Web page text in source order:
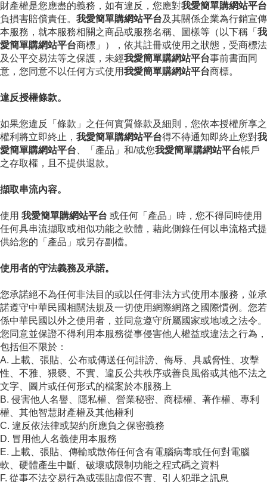
財產權是您應盡的義務，如有違反，您應對我愛簡單購網站平台
負損害賠償責任。 我愛簡單購網站平台及其關係企業為行銷宣傳
本服務，就本服務相關之商品或服務名稱、圖樣等（以下稱「 我
愛簡單購網站平台商標」），依其註冊或使用之狀態，受商標法
及公平交易法等之保護，未經我愛簡單購網站平台事前書面同
意，您同意不以任何方式使用我愛簡單購網站平台商標。
違反授權條款。
如果您違反「條款」之任何實質條款及細則，您依本授權所享之
權利將立即終止， 我愛簡單購網站平台得不待通知即終止您對我
愛簡單購網站平台 、「產品」和/或您我愛簡單購網站平台帳戶
之存取權，且不提供退款。
擷取串流內容。
使用 我愛簡單購網站平台 或任何「產品」時，您不得同時使用
任何具串流擷取或相似功能之軟體，藉此側錄任何以串流格式提
供給您的「產品」或另存副檔。
使用者的守法義務及承諾。
您承諾絕不為任何非法目的或以任何非法方式使用本服務，並承
諾遵守中華民國相關法規及一切使用網際網路之國際慣例。您若
係中華民國以外之使用者，並同意遵守所屬國家或地域之法令。
您同意並保證不得利用本服務從事侵害他人權益或違法之行為，
包括但不限於：
A. 上載、張貼、公布或傳送任何誹謗、侮辱、具威脅性、攻擊
性、不雅、猥褻、不實、違反公共秩序或善良風俗或其他不法之
文字、圖片或任何形式的檔案於本服務上
B. 侵害他人名譽、隱私權、營業秘密、商標權、著作權、專利
權、其他智慧財產權及其他權利
C. 違反依法律或契約所應負之保密義務
D. 冒用他人名義使用本服務
E. 上載、張貼、傳輸或散佈任何含有電腦病毒或任何對電腦
軟、硬體產生中斷、破壞或限制功能之程式碼之資料
F. 從事不法交易行為或張貼虛假不實、引人犯罪之訊息